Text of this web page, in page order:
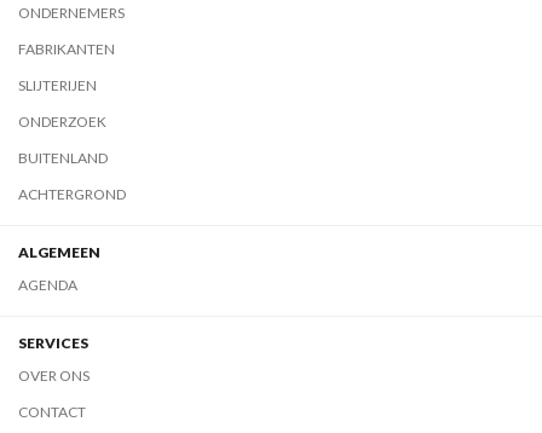
ONDERNEMERS
FABRIKANTEN
SLIJTERIJEN
ONDERZOEK
BUITENLAND
ACHTERGROND
ALGEMEEN
AGENDA
SERVICES
OVER ONS
CONTACT